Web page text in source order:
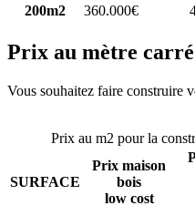
200m2
360.000€
Prix au mètre
Vous souhaitez faire construire
Prix au m2 pour la
SURFACE
Prix maison
bois
low cost